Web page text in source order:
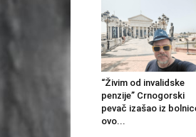
“Živim od invalidske
penzije” Crnogorski
pevač izašao iz
ovo...